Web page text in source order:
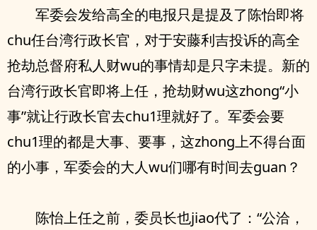
军委会发给高全的电报只是提及了陈怡即将
chu任台湾行政长官，对于安藤利吉投诉的高全
抢劫总督府私人财wu的事情却是只字未提。新的
台湾行政长官即将上任，抢劫财wu这zhong“小
事”就让行政长官去chu1理就好了。军委会要
chu1理的都是大事、要事，这zhong上不得台面
的小事，军委会的大人wu们哪有时间去guan？
陈怡上任之前，委员长也jiao代了：“公洽，